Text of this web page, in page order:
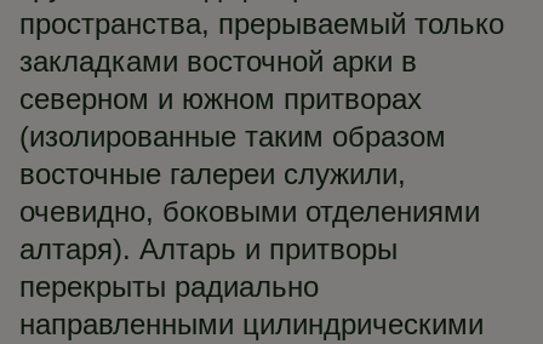
пространства, прерываемый только
закладками восточной арки в
северном и южном притворах
(изолированные таким образом
восточные галереи служили,
очевидно, боковыми отделениями
алтаря). Алтарь и притворы
перекрыты радиально
направленными цилиндрическими